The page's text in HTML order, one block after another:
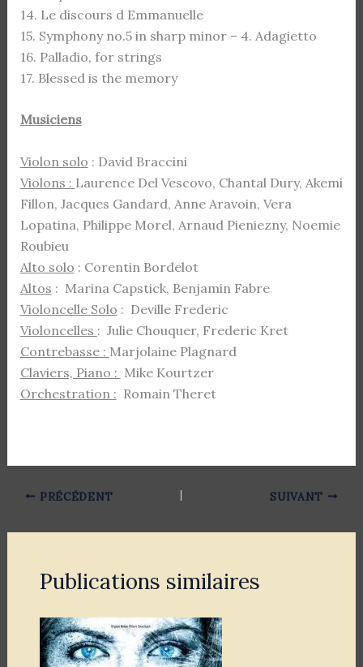
14. Le discours d Emmanuelle
15. Symphony no.5 in sharp minor – 4. Adagietto
16. Palladio, for strings
17. Blessed is the memory
Musiciens
Violon solo : David Braccini
Violons : Laurence Del Vescovo, Chantal Dury, Akemi
Fillon, Jacques Gandard, Anne Aravoin, Vera
Lopatina, Philippe Morel, Arnaud Pieniezny, Noemie
Roubieu
Alto solo : Corentin Bordelot
Altos : Marina Capstick, Benjamin Fabre
Violoncelle Solo : Deville Frederic
Violoncelles : Julie Chouquer, Frederic Kret
Contrebasse : Marjolaine Plagnard
Claviers, Piano : Mike Kourtzer
Orchestration : Romain Theret
PRÉCÉDENT SUIVANT
Publications similaires